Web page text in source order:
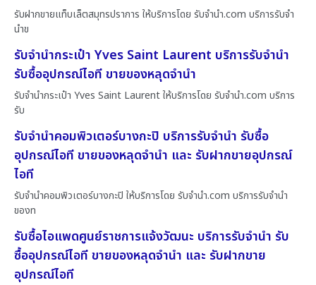
รับฝากขายแท็บเล็ตสมุทรปราการ ให้บริการโดย รับจํานํา.com บริการรับจำ
นำข
รับจำนำกระเป๋า Yves Saint Laurent บริการรับจำนำ
รับซื้ออุปกรณ์ไอที ขายของหลุดจำนำ
รับจำนำกระเป๋า Yves Saint Laurent ให้บริการโดย รับจํานํา.com บริการ
รับ
รับจำนำคอมพิวเตอร์บางกะปิ บริการรับจำนำ รับซื้อ
อุปกรณ์ไอที ขายของหลุดจำนำ และ รับฝากขายอุปกรณ์
ไอที
รับจำนำคอมพิวเตอร์บางกะปิ ให้บริการโดย รับจํานํา.com บริการรับจำนำ
ของท
รับซื้อไอแพดศูนย์ราชการแจ้งวัฒนะ บริการรับจำนำ รับ
ซื้ออุปกรณ์ไอที ขายของหลุดจำนำ และ รับฝากขาย
อุปกรณ์ไอที